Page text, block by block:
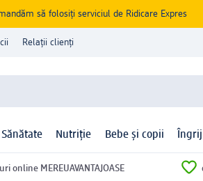
să folosiți serviciul de Ridicare Expres
Relații clienți
Sănătate Nutriție Bebe și copii
online MEREUAVANTAJOASE